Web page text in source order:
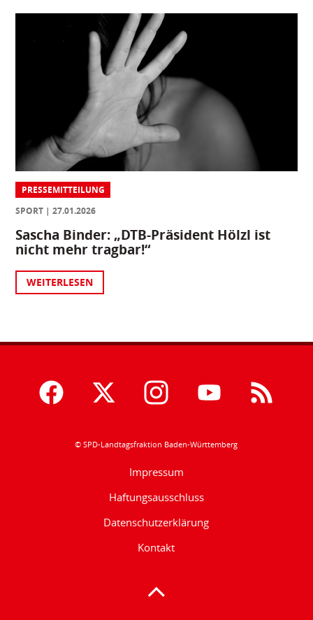
PRESSEMITTEILUNG
SPORT
27.01.2026
Sascha Binder: „DTB-Präsident Hölzl ist
nicht mehr tragbar!“
WEITERLESEN
© SPD-Landtagsfraktion Baden-Württemberg
Impressum
Haftungsausschluss
Datenschutzerklärung
Kontakt